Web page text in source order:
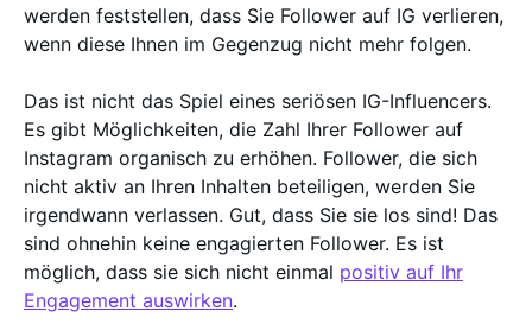
werden feststellen, dass Sie Follower auf IG verlieren,
wenn diese Ihnen im Gegenzug nicht mehr folgen.
Das ist nicht das Spiel eines seriösen IG-Influencers.
Es gibt Möglichkeiten, die Zahl Ihrer Follower auf
Instagram organisch zu erhöhen. Follower, die sich
nicht aktiv an Ihren Inhalten beteiligen, werden Sie
irgendwann verlassen. Gut, dass Sie sie los sind! Das
sind ohnehin keine engagierten Follower. Es ist
möglich, dass sie sich nicht einmal positiv auf Ihr
Engagement auswirken.